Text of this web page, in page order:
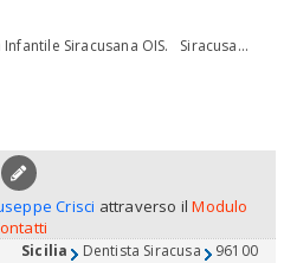
Siracusana OIS. Siracusa...
Crisci attraverso ilModulo
Sicilia Dentista Siracusa 96100